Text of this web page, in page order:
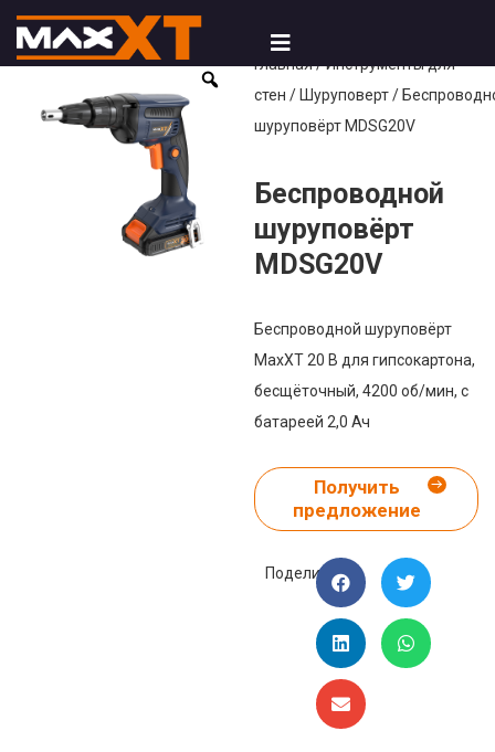
Главная/Инструменты для
стен / Шуруповерт/
шуруповёрт MDSG20V
Беспроводной
шуруповёрт
MDSG20V
Беспроводной шуруповёрт
MaxXT 20 В для гипсокартона,
бесщёточный, 4200 об/мин, с
батареей 2,0 Ач
Получить
предложение
Поделиться: